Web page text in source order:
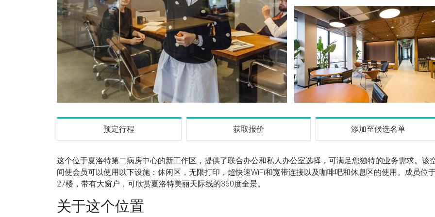
预定行程 获取报价 添加至候选名单
这个位于夏洛特第二病房中心的新工作区，提供了联合办公和私人办公室选择，可满足您独特的业务需求。该
间使会员可以使用以下设施：休闲区，无限打印，超快速WiFi和宽带连接以及咖啡吧和休息区的使用。成员位
27楼，带有大窗户，可欣赏夏洛特美丽天际线的360度全景。
关于这个位置